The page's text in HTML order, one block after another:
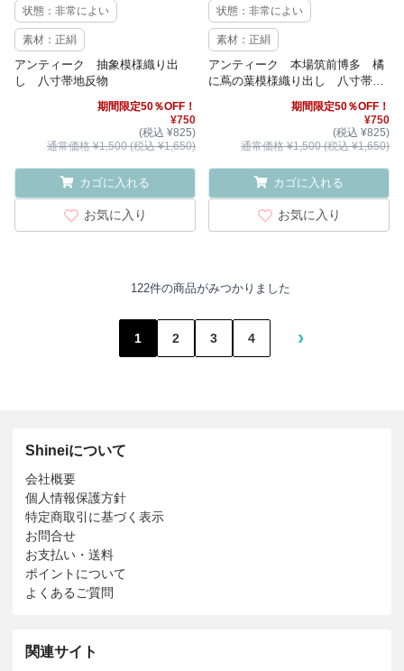
状態：非常によい
素材：正絹
アンティーク 抽象模様織り出
し 八寸帯地反物
期間限定50％OFF！
¥750
(税込 ¥825)
通常価格 ¥1,500 (税込 ¥1,650)
カゴに入れる
お気に入り
状態：非常によい
素材：正絹
アンティーク 本場筑前博多 橘
に蔦の葉模様織り出し 八寸帯地
期間限定50％OFF！
¥750
(税込 ¥825)
通常価格 ¥1,500 (税込 ¥1,650)
カゴに入れる
お気に入り
122件の商品がみつかりました
1 2 3 4 ›
Shineiについて
会社概要
個人情報保護方針
特定商取引に基づく表示
お問合せ
お支払い・送料
ポイントについて
よくあるご質問
関連サイト